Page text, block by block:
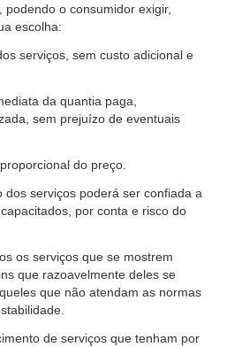
podendo o consumidor exigir,
escolha:
serviços, sem custo adicional e
da quantia paga,
sem prejuízo de eventuais
do preço.
dos serviços poderá ser confiada a
por conta e risco do
os serviços que se mostrem
que razoavelmente deles se
que não atendam as normas
de serviços que tenham por